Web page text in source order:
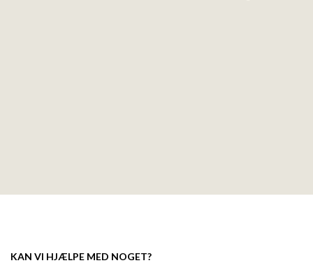
KAN VI HJÆLPE MED NOGET?